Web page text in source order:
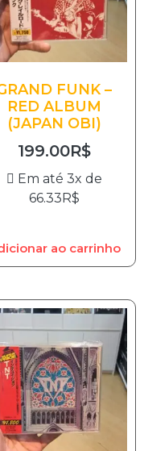
FUNK –
RED ALBUM
(JAPAN OBI)
199.00R$
Em até 3x de
66.33R$
ao carrinho